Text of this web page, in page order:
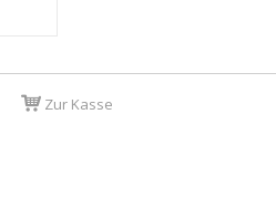
Zur Kasse